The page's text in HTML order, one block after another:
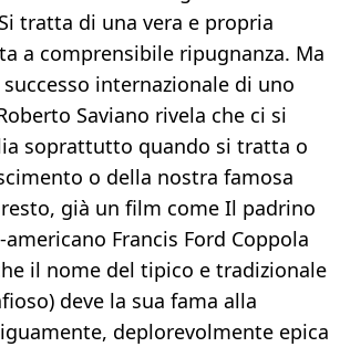
tratta di una vera e propria
a comprensibile ripugnanza. Ma
internazionale di uno
Saviano rivela che ci si
soprattutto quando si tratta o
o della nostra famosa
già un film come Il padrino
Francis Ford Coppola
il nome del tipico e tradizionale
deve la sua fama alla
deplorevolmente epica